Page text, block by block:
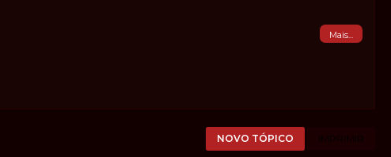
Mais...
NOVO TÓPICO IMPRIMIR